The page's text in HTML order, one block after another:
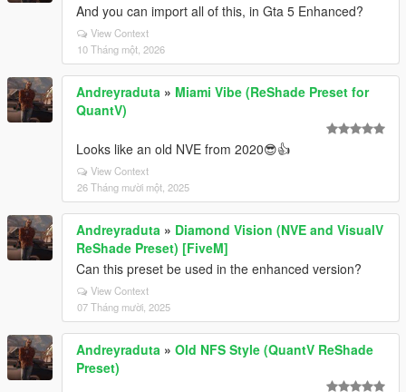
And you can import all of this, in Gta 5 Enhanced?
View Context
10 Tháng một, 2026
Andreyraduta » Miami Vibe (ReShade Preset for
QuantV)
Looks like an old NVE from 2020😎👍
View Context
26 Tháng mười một, 2025
Andreyraduta » Diamond Vision (NVE and VisualV
ReShade Preset) [FiveM]
Can this preset be used in the enhanced version?
View Context
07 Tháng mười, 2025
Andreyraduta » Old NFS Style (QuantV ReShade
Preset)